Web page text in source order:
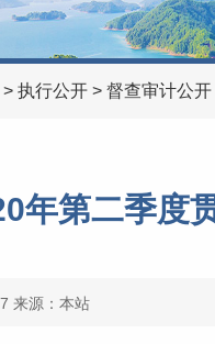
> 执行公开 > 督查审计公开
年第二季度
来源：本站